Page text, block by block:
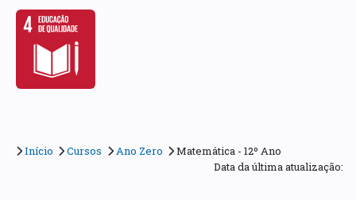
Início Cursos Ano Zero
Matemática - 12º Ano
Data da última atualização: